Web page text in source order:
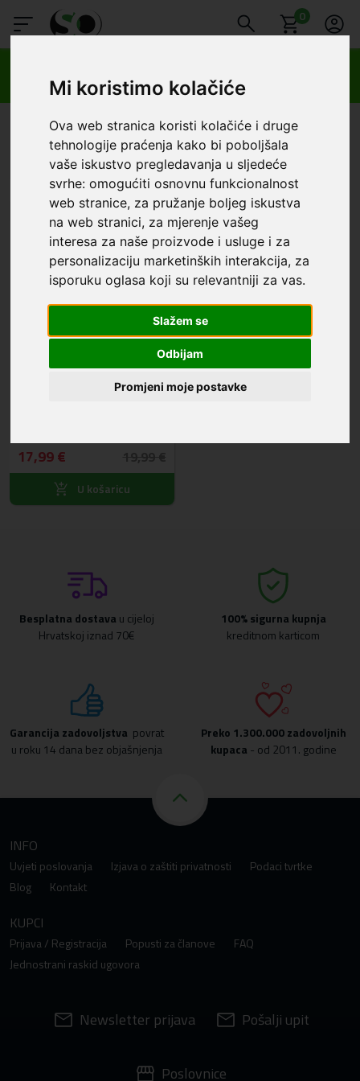
Mi koristimo kolačiće
Ova web stranica koristi kolačiće i druge
tehnologije praćenja kako bi poboljšala
vaše iskustvo pregledavanja u sljedeće
svrhe:omogućiti osnovnu funkcionalnost
web stranice, za pružanje boljeg iskustva
na web stranici, za mjerenje vašeg
interesa za naše proizvode i usluge i za
personalizaciju marketinških interakcija, za
isporuku oglasa koji su relevantniji za vas.
Slažem se
Odbijam
Promjeni moje postavke
0
Dostava u BOXNOW paketomate samo 0,99€
SmartOprema Kategorije Spigen Samsung Samsung A17
Samsung - Samsung A17
Redoslijed Filter Poslovnica
UŠTEDA
2,00 €
17,99 €
U košaricu
Besplatna dostava u cijeloj
Hrvatskoj iznad 70€
100% sigurna kupnja
kreditnom karticom
Garancija zadovoljstva povrat
u roku 14 dana bez objašnjenja
Preko 1.300.000 zadovoljnih
kupaca - od 2011. godine
INFO
Uvjeti poslovanja Izjava o zaštiti privatnosti
Podaci tvrtke
Blog
Kontakt
KUPCI
Prijava / Registracija Popusti za članove
FAQ
Jednostrani raskid ugovora
Newsletter prijava Pošalji upit
Poslovnice